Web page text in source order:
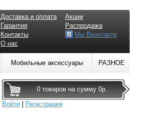
Доставка и оплата
Гарантия
Контакты
О нас
Акции
Распродажа
Мы Вконтакте
Мобильные аксессуары РАЗНОЕ
0 товаров на сумму 0р.
Войти
Регистрация